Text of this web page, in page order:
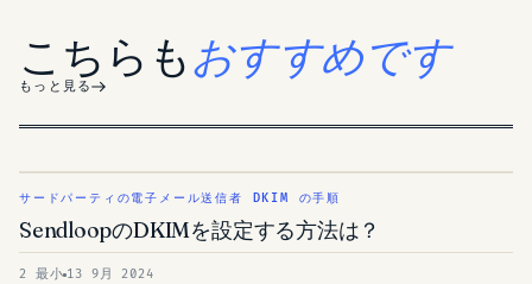
こちらもおすすめです
もっと見る
サードパーティの電子メール送信者 DKIM の手順
SendloopのDKIMを設定する方法は？
2 最小 13 9月 2024